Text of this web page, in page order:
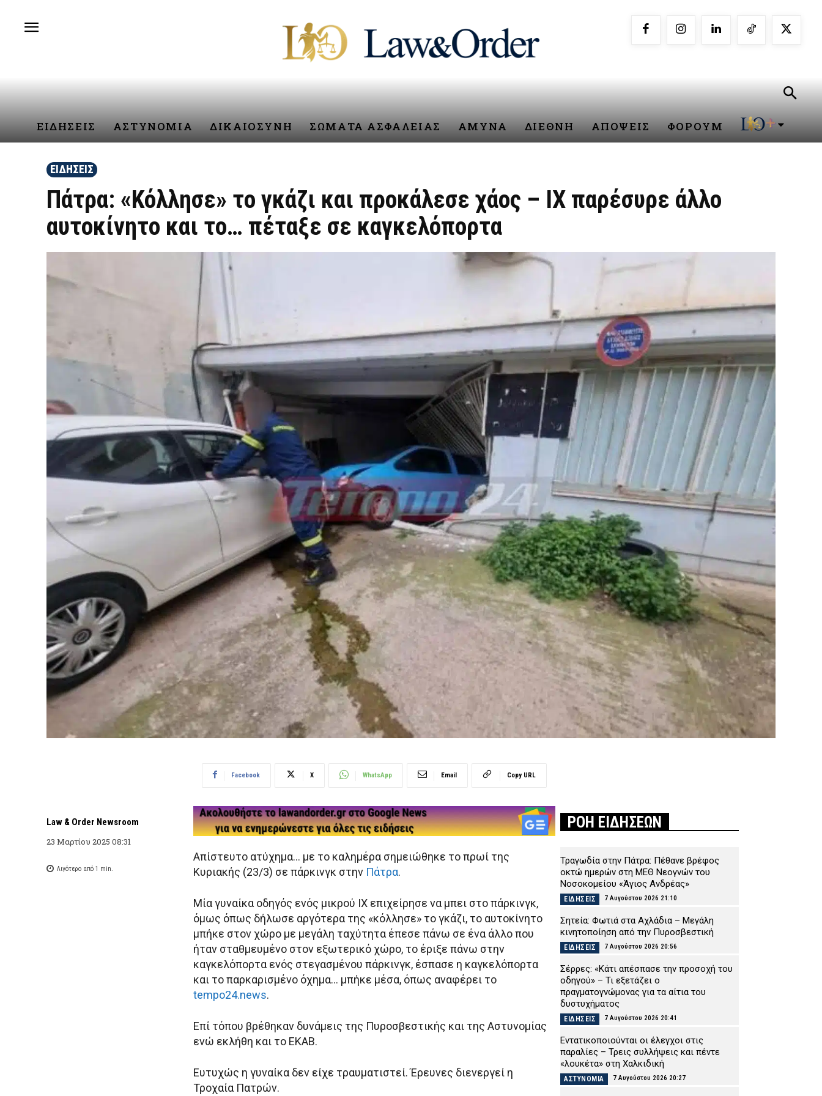
ΕΙΔΗΣΕΙΣ ΑΣΤΥΝΟΜΙΑ ΔΙΚΑΙΟΣΥΝΗ ΣΩΜΑΤΑ ΑΣΦΑΛΕΙΑΣ ΑΜΥΝΑ ΔΙΕΘΝΗ ΑΠΟΨΕΙΣ ΦΟΡΟΥΜ
ΕΙΔΗΣΕΙΣ
Πάτρα: «Κόλλησε» το γκάζι και προκάλεσε χάος – ΙΧ παρέσυρε άλλο
αυτοκίνητο και το… πέταξε σε καγκελόπορτα
Law & Order Newsroom
23 Μαρτίου 2025 08:31
Λιγότερο από 1 min.
Facebook X WhatsApp Email Copy URL
Απίστευτο ατύχημα… με το καλημέρα σημειώθηκε το πρωί της
Κυριακής (23/3) σε πάρκινγκ στην Πάτρα.
Μία γυναίκα οδηγός ενός μικρού ΙΧ επιχείρησε να μπει στο πάρκινγκ,
όμως όπως δήλωσε αργότερα της «κόλλησε» το γκάζι, το αυτοκίνητο
μπήκε στον χώρο με μεγάλη ταχύτητα έπεσε πάνω σε ένα άλλο που
ήταν σταθμευμένο στον εξωτερικό χώρο, το έριξε πάνω στην
καγκελόπορτα ενός στεγασμένου πάρκινγκ, έσπασε η καγκελόπορτα
και το παρκαρισμένο όχημα… μπήκε μέσα, όπως αναφέρει το
tempo24.news.
Επί τόπου βρέθηκαν δυνάμεις της Πυροσβεστικής και της Αστυνομίας
ενώ εκλήθη και το ΕΚΑΒ.
Ευτυχώς η γυναίκα δεν είχε τραυματιστεί. Έρευνες διενεργεί η
Τροχαία Πατρών.
ΡΟΗ ΕΙΔΗΣΕΩΝ
Τραγωδία στην Πάτρα: Πέθανε βρέφος
οκτώ ημερών στη ΜΕΘ Νεογνών του
Νοσοκομείου «Άγιος Ανδρέας»
ΕΙΔΗΣΕΙΣ 7 Αυγούστου 2026 21:10
Σητεία: Φωτιά στα Αχλάδια – Μεγάλη
κινητοποίηση από την Πυροσβεστική
ΕΙΔΗΣΕΙΣ 7 Αυγούστου 2026 20:56
Σέρρες: «Κάτι απέσπασε την προσοχή του
οδηγού» – Τι εξετάζει ο
πραγματογνώμονας για τα αίτια του
δυστυχήματος
ΕΙΔΗΣΕΙΣ 7 Αυγούστου 2026 20:41
Εντατικοποιούνται οι έλεγχοι στις
παραλίες – Τρεις συλλήψεις και πέντε
«λουκέτα» στη Χαλκιδική
ΑΣΤΥΝΟΜΙΑ 7 Αυγούστου 2026 20:27